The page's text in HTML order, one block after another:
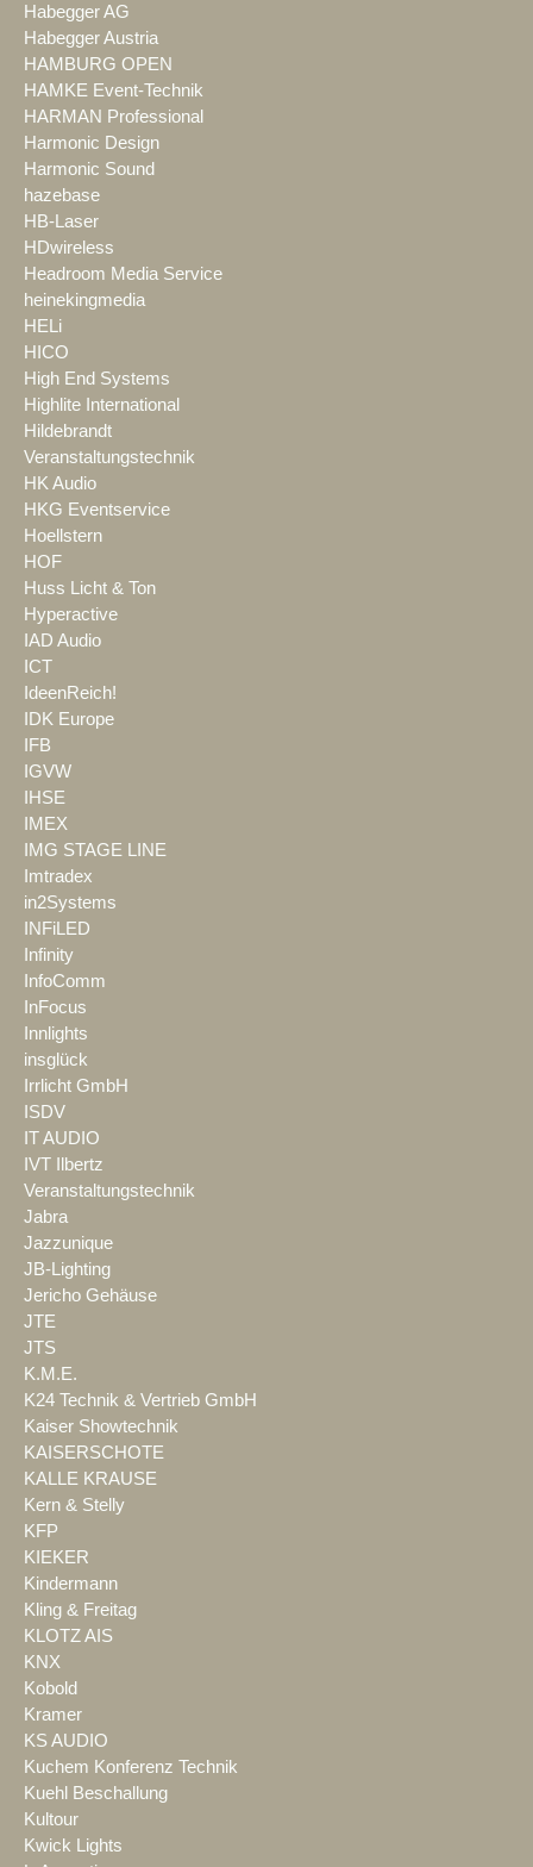
Habegger AG
Habegger Austria
HAMBURG OPEN
HAMKE Event-Technik
HARMAN Professional
Harmonic Design
Harmonic Sound
hazebase
HB-Laser
HDwireless
Headroom Media Service
heinekingmedia
HELi
HICO
High End Systems
Highlite International
Hildebrandt
Veranstaltungstechnik
HK Audio
HKG Eventservice
Hoellstern
HOF
Huss Licht & Ton
Hyperactive
IAD Audio
ICT
IdeenReich!
IDK Europe
IFB
IGVW
IHSE
IMEX
IMG STAGE LINE
Imtradex
in2Systems
INFiLED
Infinity
InfoComm
InFocus
Innlights
insglück
Irrlicht GmbH
ISDV
IT AUDIO
IVT Ilbertz
Veranstaltungstechnik
Jabra
Jazzunique
JB-Lighting
Jericho Gehäuse
JTE
JTS
K.M.E.
K24 Technik & Vertrieb GmbH
Kaiser Showtechnik
KAISERSCHOTE
KALLE KRAUSE
Kern & Stelly
KFP
KIEKER
Kindermann
Kling & Freitag
KLOTZ AIS
KNX
Kobold
Kramer
KS AUDIO
Kuchem Konferenz Technik
Kuehl Beschallung
Kultour
Kwick Lights